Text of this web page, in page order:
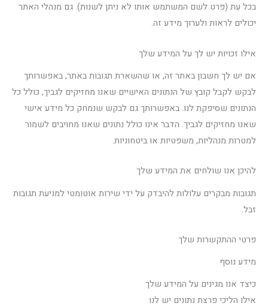
בכל עת (פרט לשם המשתמש אותו לא ניתן לשנות). גם מנהלי האתר
יכולים לראות ולערוך מידע זה.
אילו זכויות יש לך על המידע שלך
אם יש לך חשבון באתר זה, או שהשארת תגובות באתר, באפשרותך
לבקש לקבל קובץ של הנתונים האישיים שאנו מחזיקים לגביך, כולל כל
הנתונים שסיפקת לנו. באפשרותך גם לבקש שנמחק כל מידע אישי
שאנו מחזיקים לגביך. הדבר אינו כולל נתונים שאנו מחויבים לשמור
למטרות מנהליות, משפטיות או ביטחוניות.
להיכן אנו שולחים את המידע שלך
תגובות מבקרים עלולות להיבדק על ידי שירות אוטומטי למניעת תגובות
זבל.
פרטי ההתקשרות שלך
מידע נוסף
כיצד אנו מגינים על המידע שלך
אילו הליכי פרצת נתונים יש לנו